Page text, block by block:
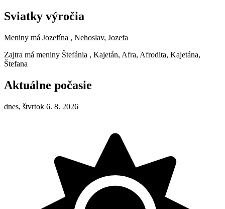
Sviatky výročia
Meniny má Jozefína , Nehoslav, Jozefa
Zajtra má meniny Štefánia , Kajetán, Afra, Afrodita, Kajetána,
Štefana
Aktuálne počasie
dnes, štvrtok 6. 8. 2026